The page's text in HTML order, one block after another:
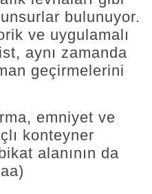
bulunuyor.
ve uygulamalı
aynı zamanda
geçirmelerini
emniyet ve
konteyner
alanının da